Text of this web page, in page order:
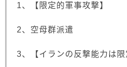
1、【限定的軍事攻撃】
2、空母群派遣
3、【イランの反撃能力は限